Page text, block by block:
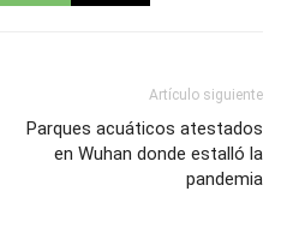
Artículo siguiente
Parques acuáticos atestados
en Wuhan donde estalló la
pandemia